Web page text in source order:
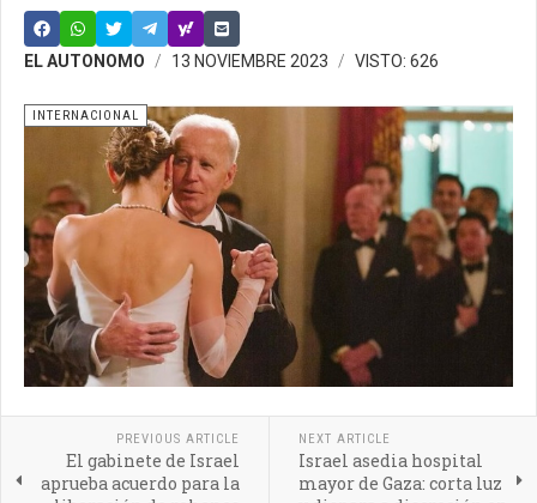
EL AUTONOMO 13 NOVIEMBRE 2023 VISTO: 626
INTERNACIONAL
PREVIOUS ARTICLE
El gabinete de Israel
aprueba acuerdo para la
NEXT ARTICLE
Israel asedia hospital
mayor de Gaza: corta luz